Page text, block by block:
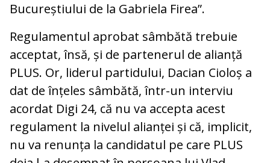
Bucureștiului de la Gabriela Firea”.
Regulamentul aprobat sâmbătă trebuie
acceptat, însă, și de partenerul de alianță
PLUS. Or, liderul partidului, Dacian Cioloș a
dat de înțeles sâmbătă, într-un interviu
acordat Digi 24, că nu va accepta acest
regulament la nivelul alianței și că, implicit,
nu va renunța la candidatul pe care PLUS